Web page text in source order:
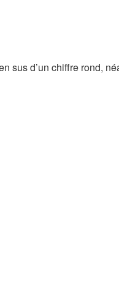
sus d’un chiffre rond,